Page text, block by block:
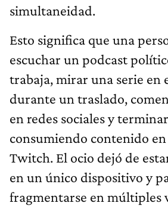
simultaneidad.
Esto significa que una
escuchar un podcast
trabaja, mirar una serie en
durante un traslado,
en redes sociales y
consumiendo contenido en
Twitch. El ocio dejó de
en un único dispositivo y
fragmentarse en múltiples